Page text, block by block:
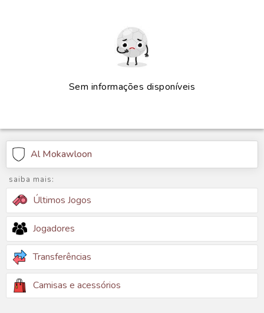
Sem informações disponíveis
Al Mokawloon
saiba mais:
Últimos Jogos
Jogadores
Transferências
Camisas e acessórios